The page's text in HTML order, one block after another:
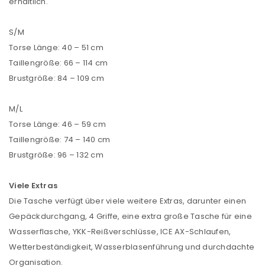
PASSWORT VERGESSEN?
REGISTRIEREN
E-Mail-Adresse*
S/M
Torse Länge: 40 – 51 cm
Taillengröße: 66 – 114 cm
Brustgröße: 84 – 109 cm
M/L
Torse Länge: 46 – 59 cm
Taillengröße: 74 – 140 cm
Brustgröße: 96 – 132 cm
Viele Extras
Die Tasche verfügt über viele weitere Extras, darunter einen
Gepäckdurchgang, 4 Griffe, eine extra große Tasche für eine
Wasserflasche, YKK-Reißverschlüsse, ICE AX-Schlaufen,
Wetterbeständigkeit, Wasserblasenführung und durchdachte
Organisation.